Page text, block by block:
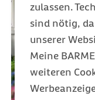
zulassen.
sind nötig,
unserer
Meine
weiteren